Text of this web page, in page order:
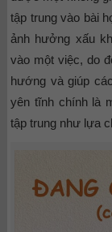
tập trung vào bài
ảnh hưởng xấu
vào một việc, do
hướng và giúp
yên tĩnh chính là
tập trung như lựa